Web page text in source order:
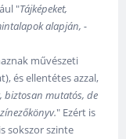
"Tájképeket,
alapján, -
művészeti
és ellentétes azzal,
biztosan mutatós, de
" Ezért is
sokszor szinte